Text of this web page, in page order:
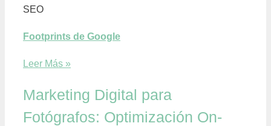
SEO
Footprints de Google
Leer Más »
Marketing Digital para
Fotógrafos: Optimización On-